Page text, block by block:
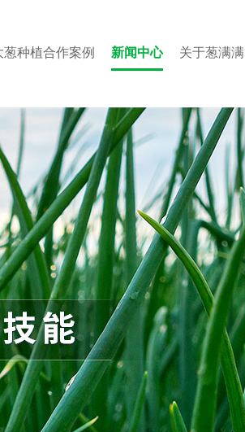
葱种植合作案例 新闻中心 关于葱满满